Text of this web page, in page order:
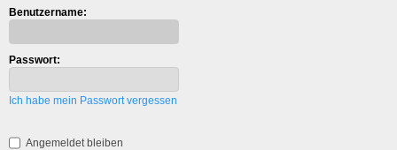
Benutzername:
Passwort:
Ich habe mein Passwort vergessen
Angemeldet bleiben